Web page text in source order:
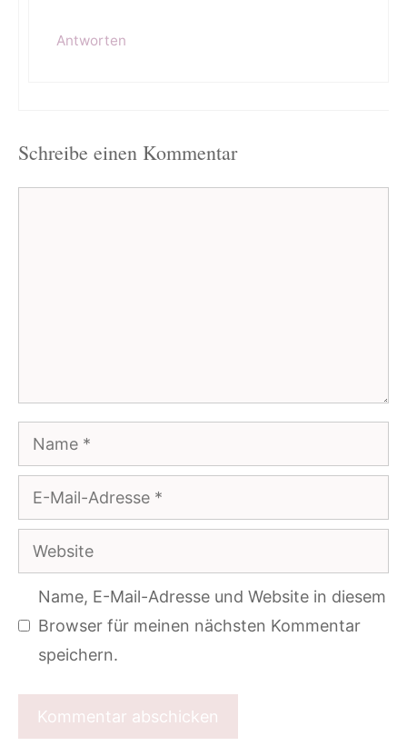
Antworten
Schreibe einen Kommentar
Name
E-
Mail-
Adresse
Website
Name, E-Mail-Adresse und Website in diesem
Browser für meinen nächsten Kommentar
speichern.